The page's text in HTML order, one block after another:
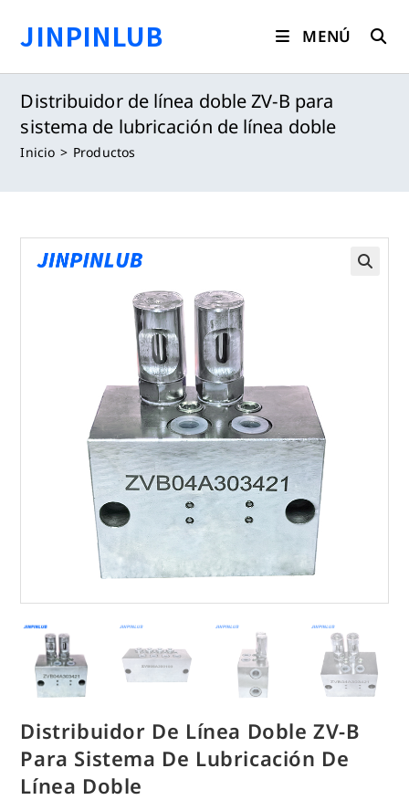
contenido
JINPINLUB MENÚ
Distribuidor de línea doble ZV-B para
sistema de lubricación de línea doble
Inicio > Productos
Distribuidor De Línea Doble ZV-B
Para Sistema De Lubricación De
Línea Doble